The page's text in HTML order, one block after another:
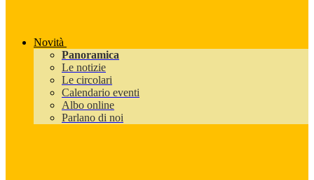
Novità
Panoramica
Le notizie
Le circolari
Calendario eventi
Albo online
Parlano di noi